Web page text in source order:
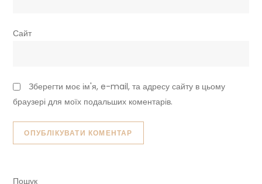
Сайт
Зберегти моє ім'я, e-mail, та адресу сайту в цьому
браузері для моїх подальших коментарів.
Пошук